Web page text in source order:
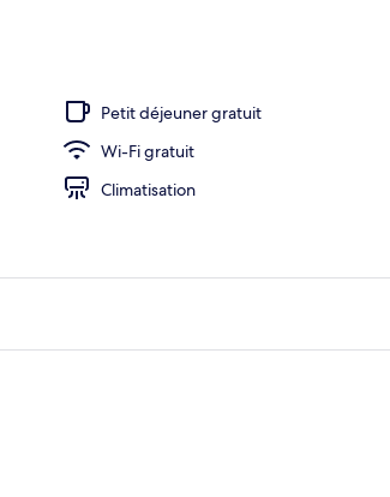
Petit déjeuner gratuit
Wi-Fi gratuit
Climatisation